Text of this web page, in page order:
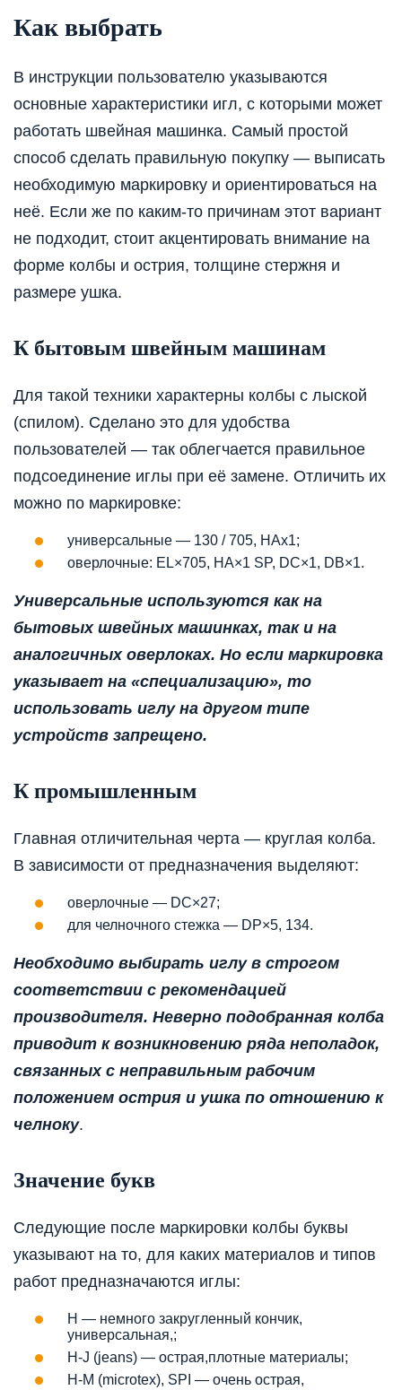
Как выбрать
В инструкции пользователю указываются
основные характеристики игл, с которыми может
работать швейная машинка. Самый простой
способ сделать правильную покупку — выписать
необходимую маркировку и ориентироваться на
неё. Если же по каким-то причинам этот вариант
не подходит, стоит акцентировать внимание на
форме колбы и острия, толщине стержня и
размере ушка.
К бытовым швейным машинам
Для такой техники характерны колбы с лыской
(спилом). Сделано это для удобства
пользователей — так облегчается правильное
подсоединение иглы при её замене. Отличить их
можно по маркировке:
универсальные — 130 / 705, HAx1;
оверлочные: EL×705, HA×1 SP, DC×1, DB×1.
Универсальные используются как на
бытовых швейных машинках, так и на
аналогичных оверлоках. Но если маркировка
указывает на «специализацию», то
использовать иглу на другом типе
устройств запрещено.
К промышленным
Главная отличительная черта — круглая колба.
В зависимости от предназначения выделяют:
оверлочные — DC×27;
для челночного стежка — DP×5, 134.
Необходимо выбирать иглу в строгом
соответствии с рекомендацией
производителя. Неверно подобранная колба
приводит к возникновению ряда неполадок,
связанных с неправильным рабочим
положением острия и ушка по отношению к
челноку.
Значение букв
Следующие после маркировки колбы буквы
указывают на то, для каких материалов и типов
работ предназначаются иглы:
H — немного закругленный кончик,
универсальная,;
H-J (jeans) — острая,плотные материалы;
H-M (microtex), SPI — очень острая,